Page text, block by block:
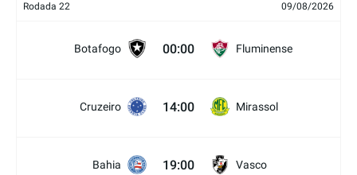
Rodada 22 09/08/2026
Botafogo 00:00 Fluminense
Cruzeiro 14:00 Mirassol
Bahia 19:00 Vasco